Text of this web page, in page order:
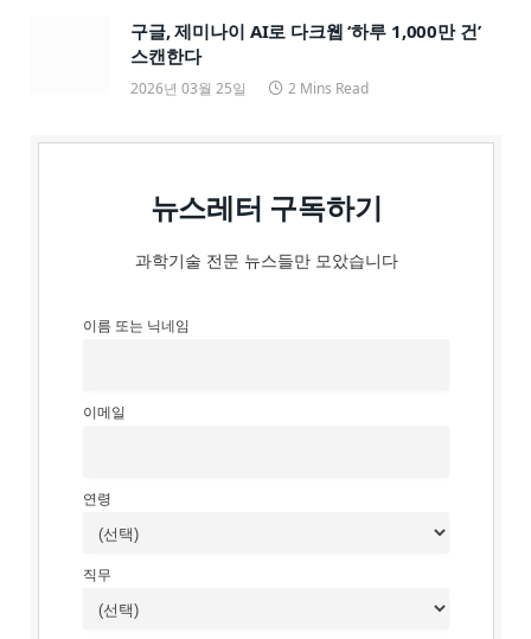
구글, 제미나이 AI로 다크웹 ‘하루 1,000만 건’
스캔한다
2026년 03월 25일 2 Mins Read
뉴스레터 구독하기
과학기술 전문 뉴스들만 모았습니다
이름 또는 닉네임
이메일
연령
직무